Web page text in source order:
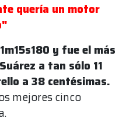
quería un motor
y fue el más
a tan sólo 11
a 38 centésimas.
mejores cinco